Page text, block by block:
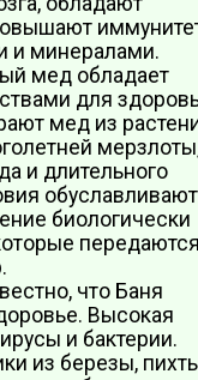
и минералами.
мед обладает
для
мед из
и длительного
обуславливают
биологически
что Баня
Высокая
и бактерии.
из березы,